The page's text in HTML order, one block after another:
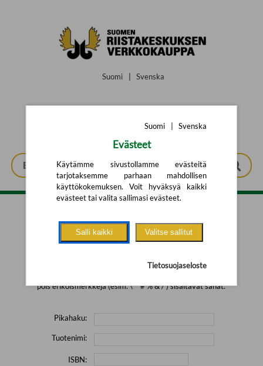
Suomi Svenska
Tarkennettu haku
pois erikoismerkkejä (esim. \' " # % & / ) sisältävät sanat.
Pikahaku:
Tuotenimi:
ISBN:
Suomi Svenska
Evästeet
Käytämme sivustollamme evästeitä
tarjotaksemme parhaan mahdollisen
käyttökokemuksen. Voit hyväksyä kaikki
evästeet tai valita sallimasi evästeet.
Salli kaikki Valitse sallitut
Tietosuojaseloste